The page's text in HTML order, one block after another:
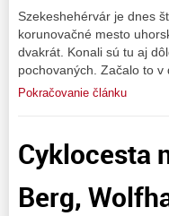
Szekeshehérvár je dnes
korunovačné mesto
dvakrát. Konali sú tu aj
pochovaných. Začalo to
Pokračovanie článku
Cyklocesta
Berg,